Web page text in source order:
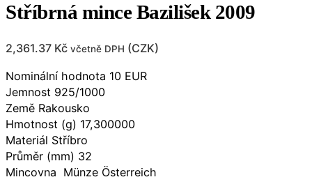
Stříbrná mince Bazilišek 2009
2,361.37 Kč včetně DPH (CZK)
Nominální hodnota 10 EUR
Jemnost 925/1000
Země Rakousko
Hmotnost (g) 17,300000
Materiál Stříbro
Průměr (mm) 32
Mincovna Münze Österreich